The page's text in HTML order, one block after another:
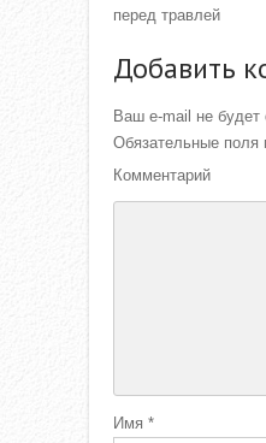
перед травлей
Добавить
Ваш e-mail не будет
Обязательные поля
Комментарий
Имя *